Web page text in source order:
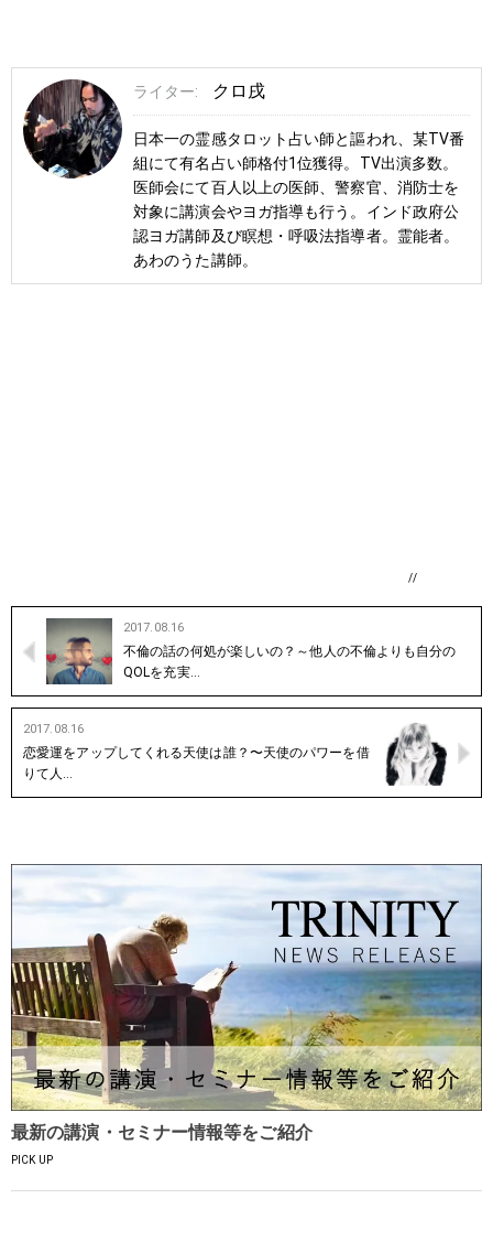
ライター: クロ戌
日本一の霊感タロット占い師と謳われ、某TV番
組にて有名占い師格付1位獲得。TV出演多数。
医師会にて百人以上の医師、警察官、消防士を
対象に講演会やヨガ指導も行う。インド政府公
認ヨガ講師及び瞑想・呼吸法指導者。霊能者。
あわのうた講師。
//
2017.08.16
不倫の話の何処が楽しいの？～他人の不倫よりも自分の
QOLを充実…
2017.08.16
恋愛運をアップしてくれる天使は誰？〜天使のパワーを借
りて人…
最新の講演・セミナー情報等をご紹介
PICK UP